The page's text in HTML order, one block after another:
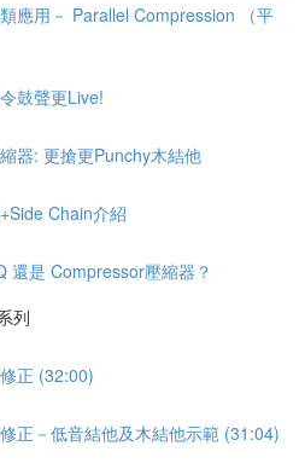
應用－ Parallel Compression （平
鼓聲更Live!
器: 更搶更Punchy木結他
Chain介紹
還是 Compressor壓縮器？
列
正 (32:00)
正－低音結他及木結他示範 (31:04)